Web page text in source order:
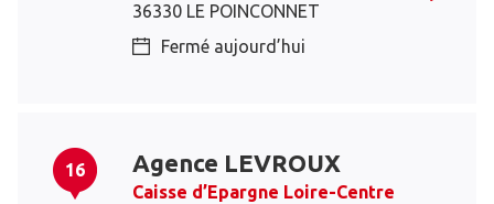
36330 LE POINCONNET
Fermé aujourd’hui
16 Agence LEVROUX
Caisse d’Epargne Loire-Centre